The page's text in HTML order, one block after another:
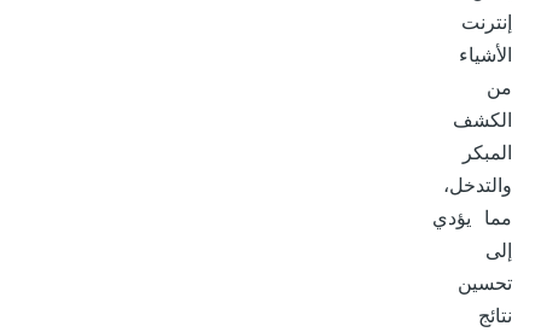
إنترنت
الأشياء
من
الكشف
المبكر
والتدخل،
مما يؤدي
إلى
تحسين
نتائج